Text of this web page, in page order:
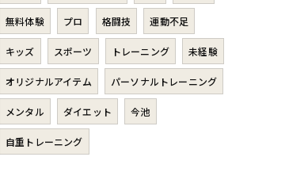
無料体験 プロ 格闘技 運動不足
キッズ スポーツ トレーニング 未経験
オリジナルアイテム パーソナルトレーニング
メンタル ダイエット 今池
自重トレーニング